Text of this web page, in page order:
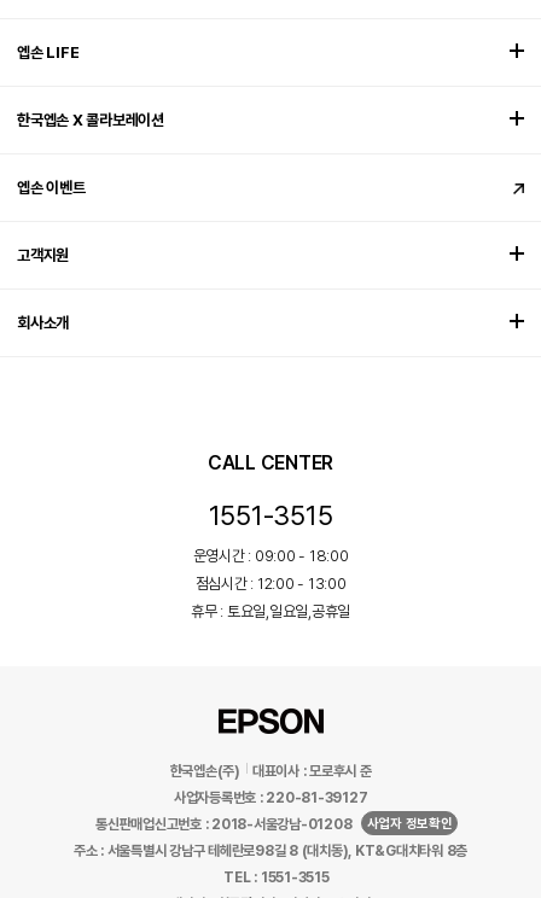
엡손 LIFE
한국엡손 X 콜라보레이션
엡손 이벤트
고객지원
회사소개
CALL CENTER
1551-3515
운영시간 : 09:00 - 18:00
점심시간 : 12:00 - 13:00
휴무 : 토요일,일요일,공휴일
한국엡손(주)
대표이사 : 모로후시 준
사업자등록번호 : 220-81-39127
통신판매업신고번호 : 2018-서울강남-01208
사업자 정보확인
주소 : 서울특별시 강남구 테헤란로98길 8 (대치동), KT&G대치타워 8층
TEL : 1551-3515